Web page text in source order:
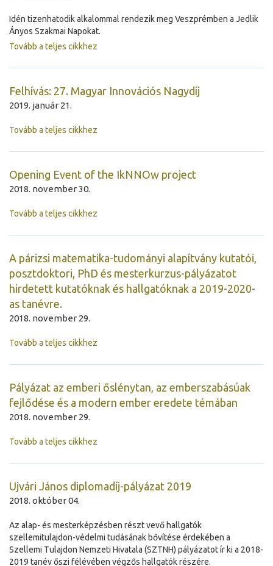
Idén tizenhatodik alkalommal rendezik meg Veszprémben a Jedlik
Ányos Szakmai Napokat.
Tovább a teljes cikkhez
Felhívás: 27. Magyar Innovációs Nagydíj
2019. január 21.
Tovább a teljes cikkhez
Opening Event of the IkNNOw project
2018. november 30.
Tovább a teljes cikkhez
A párizsi matematika-tudományi alapítvány kutatói,
posztdoktori, PhD és mesterkurzus-pályázatot
hirdetett kutatóknak és hallgatóknak a 2019-2020-
as tanévre.
2018. november 29.
Tovább a teljes cikkhez
Pályázat az emberi őslénytan, az emberszabásúak
fejlődése és a modern ember eredete témában
2018. november 29.
Tovább a teljes cikkhez
Ujvári János diplomadíj-pályázat 2019
2018. október 04.
Az alap- és mesterképzésben részt vevő hallgatók
szellemitulajdon-védelmi tudásának bővítése érdekében a
Szellemi Tulajdon Nemzeti Hivatala (SZTNH) pályázatot ír ki a 2018-
2019 tanév őszi félévében végzős hallgatók részére.